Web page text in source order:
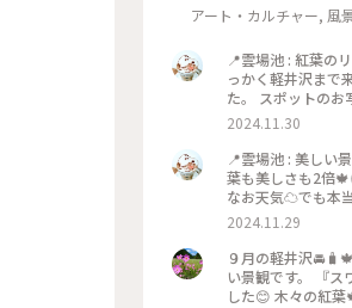
アート・カルチャー, 風
📍雲場池 : 紅葉の
っかく軽井沢まで
た。 スポットのお
は専用駐車場はあ
📷:2024.11.5 Tue.
井沢 #長野 #milk
2024.11.30
📍雲場池 : 美しい
葉も美しさも2倍
なお天気☁️でも本
沢ドライブ #雲場
2024.11.29
９月の軽井沢🚘️🧳🍁ドライブ🎶🚗💨🎶④ 宿泊先に🚘️を
い景観です。 『スワンレイク』🦢と
した😊 木々の紅葉